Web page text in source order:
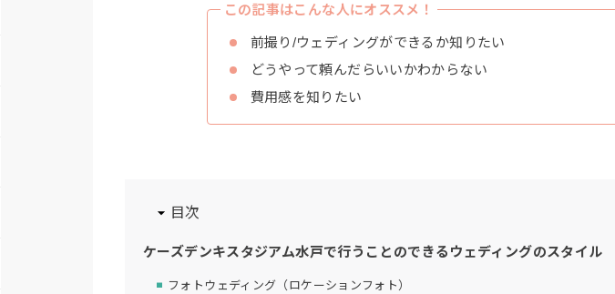
この記事はこんな人にオススメ！
前撮り/ウェディングができるか知りたい
どうやって頼んだらいいかわからない
費用感を知りたい
目次
ケーズデンキスタジアム水戸で行うことのできるウェディングのスタイル
フォトウェディング（ロケーションフォト）